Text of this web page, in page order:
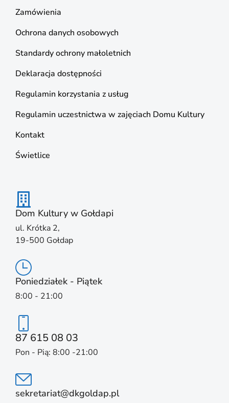
Zamówienia
Ochrona danych osobowych
Standardy ochrony małoletnich
Deklaracja dostępności
Regulamin korzystania z usług
Regulamin uczestnictwa w zajęciach Domu Kultury
Kontakt
Świetlice
Dom Kultury w Gołdapi
ul. Krótka 2,
19-500 Gołdap
Poniedziałek - Piątek
8:00 - 21:00
87 615 08 03
Pon - Pią: 8:00 -21:00
sekretariat@dkgoldap.pl